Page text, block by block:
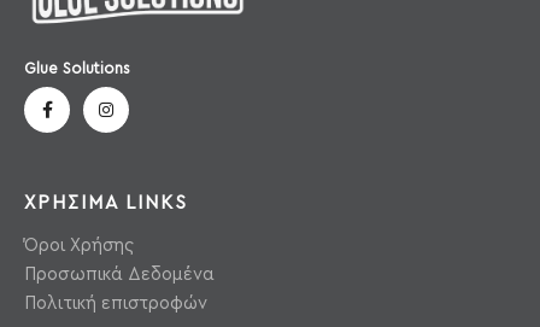
Glue Solutions
ΧΡΗΣΙΜΑ LINKS
Όροι Χρήσης
Προσωπικά Δεδομένα
Πολιτική επιστροφών